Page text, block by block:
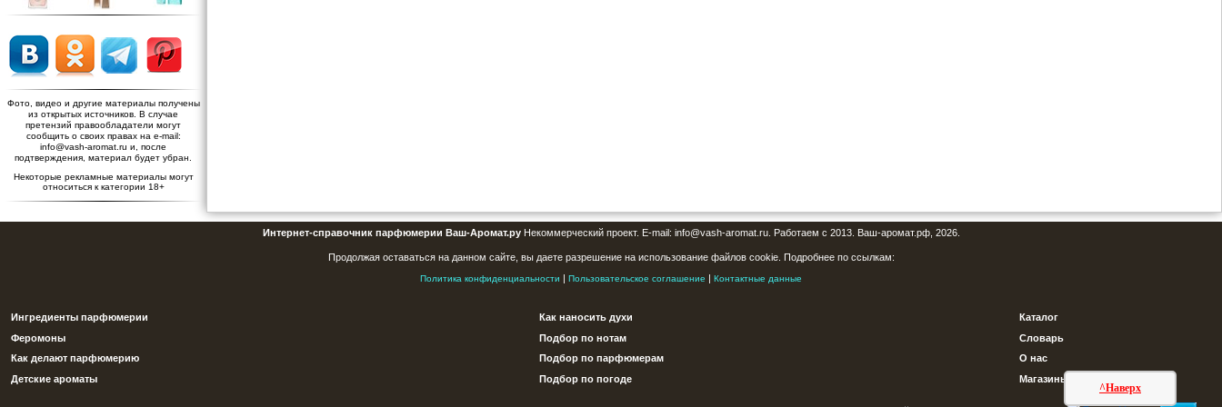
Фото, видео и другие материалы получены
из открытых источников. В случае
претензий правообладатели могут
сообщить о своих правах на e-mail:
info@vash-aromat.ru и, после
подтверждения, материал будет убран.
Некоторые рекламные материалы могут
относиться к категории 18+
^Наверх
Интернет-справочник парфюмерии Ваш-Аромат.руНекоммерческий проект. E-mail: info@vash-aromat.ru. Работаем с 2013. Ваш-аромат.рф, 2026.
Продолжая оставаться на данном сайте, вы даете разрешение на использование файлов cookie. Подробнее по ссылкам:
Политика конфиденциальности | Пользовательское соглашение | Контактные данные
Ингредиенты парфюмерии
Феромоны
Как делают парфюмерию
Детские ароматы
Как наносить духи
Подбор по нотам
Подбор по парфюмерам
Подбор по погоде
Каталог
Словарь
О нас
Магазины